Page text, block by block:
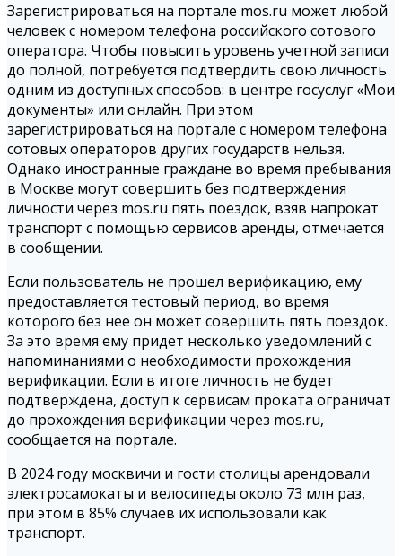
Зарегистрироваться на портале mos.ru может любой
человек с номером телефона российского сотового
оператора. Чтобы повысить уровень учетной записи
до полной, потребуется подтвердить свою личность
одним из доступных способов: в центре госуслуг «Мои
документы» или онлайн. При этом
зарегистрироваться на портале с номером телефона
сотовых операторов других государств нельзя.
Однако иностранные граждане во время пребывания
в Москве могут совершить без подтверждения
личности через mos.ru пять поездок, взяв напрокат
транспорт с помощью сервисов аренды, отмечается
в сообщении.
Если пользователь не прошел верификацию, ему
предоставляется тестовый период, во время
которого без нее он может совершить пять поездок.
За это время ему придет несколько уведомлений с
напоминаниями о необходимости прохождения
верификации. Если в итоге личность не будет
подтверждена, доступ к сервисам проката ограничат
до прохождения верификации через mos.ru,
сообщается на портале.
В 2024 году москвичи и гости столицы арендовали
электросамокаты и велосипеды около 73 млн раз,
при этом в 85% случаев их использовали как
транспорт.